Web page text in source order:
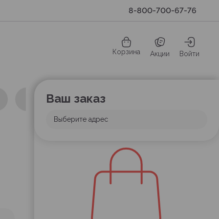
8-800-700-67-76
Корзина Акции Войти
Ваш заказ
Выберите адрес